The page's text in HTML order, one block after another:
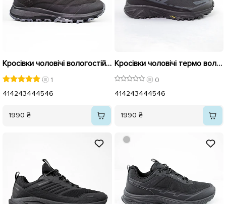
Кросівки чоловічі вологостійкі байка 594042 Чорні
1
414243444546
1990 ₴
Кросівки чоловічі термо вологостійкі 593164 Чорні
0
414243444546
1990 ₴